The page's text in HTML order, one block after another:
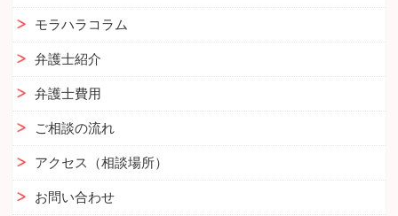
モラハラコラム
弁護士紹介
弁護士費用
ご相談の流れ
アクセス（相談場所）
お問い合わせ